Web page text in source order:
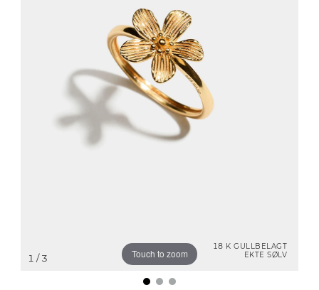
18 K GULLBELAGT
EKTE SØLV
Touch to zoom
1 / 3